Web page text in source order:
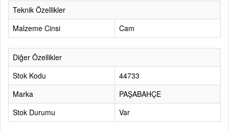
Teknik Özellikler
Malzeme Cinsi
Cam
Diğer Özellikler
Stok Kodu
44733
Marka
PAŞABAHÇE
Stok Durumu
Var